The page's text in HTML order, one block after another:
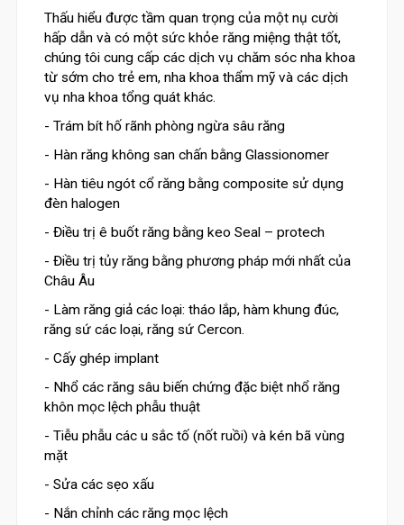
Thấu hiểu được tầm quan trọng của một nụ cười
hấp dẫn và có một sức khỏe răng miệng thật tốt,
chúng tôi cung cấp các dịch vụ chăm sóc nha khoa
từ sớm cho trẻ em, nha khoa thẩm mỹ và các dịch
vụ nha khoa tổng quát khác.
- Trám bít hố rãnh phòng ngừa sâu răng
- Hàn răng không san chấn bằng Glassionomer
- Hàn tiêu ngót cổ răng bằng composite sử dụng
đèn halogen
- Điều trị ê buốt răng bằng keo Seal – protech
- Điều trị tủy răng bằng phương pháp mới nhất của
Châu Âu
- Làm răng giả các loại: tháo lắp, hàm khung đúc,
răng sứ các loại, răng sứ Cercon.
- Cấy ghép implant
- Nhổ các răng sâu biến chứng đặc biệt nhổ răng
khôn mọc lệch phẫu thuật
- Tiễu phẫu các u sắc tố (nốt ruồi) và kén bã vùng
mặt
- Sửa các sẹo xấu
- Nắn chỉnh các răng mọc lệch